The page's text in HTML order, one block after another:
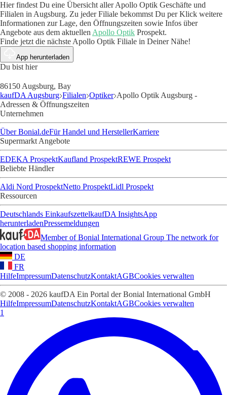
Hier findest Du eine Übersicht aller Apollo Optik Geschäfte und
Filialen in Augsburg. Zu jeder Filiale bekommst Du per Klick weitere
Informationen zur Lage, den Öffnungszeiten sowie Infos über
Angebote aus dem aktuellenApollo Optik Prospekt.
Finde jetzt die nächste Apollo Optik Filiale in Deiner Nähe!
App herunterladen
Du bist hier
86150 Augsburg, Bay
kaufDA Augsburg Filialen Optiker Apollo Optik Augsburg -
Adressen & Öffnungszeiten
Unternehmen
Über Bonial.deFür Handel und HerstellerKarriere
Supermarkt Angebote
EDEKA ProspektKaufland ProspektREWE Prospekt
Beliebte Händler
Aldi Nord ProspektNetto ProspektLidl Prospekt
Ressourcen
Deutschlands EinkaufszettelkaufDA InsightsApp
herunterladenPressemeldungen
Member of Bonial International Group The network for
location based shopping information
DE
FR
HilfeImpressumDatenschutzKontaktAGBCookies verwalten
© 2008 - 2026 kaufDA Ein Portal der Bonial International GmbH
HilfeImpressumDatenschutzKontaktAGBCookies verwalten
1